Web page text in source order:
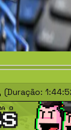
(Duração: